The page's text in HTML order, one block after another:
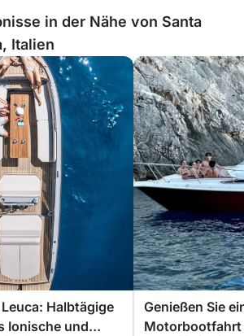
in der Nähe von Santa
Italien
Halbtägige
Ionische und
Genießen Sie
Motorbootfahrt